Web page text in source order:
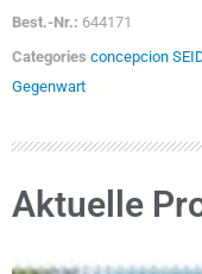
Best.-Nr.: 644171
Categories concepcion
Gegenwart
Aktuelle